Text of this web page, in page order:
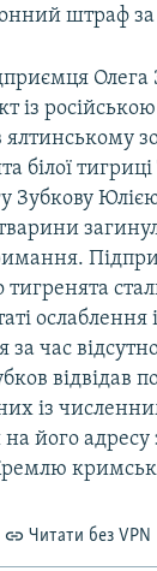
штраф за
Олега
із
ялтинському
білої
Зубкову
ослаблення
час
відвідав
із
його адресу
Читати без VPN